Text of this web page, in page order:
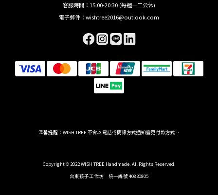
客服時間：15:00-20:30 (每週一二公休)
電子郵件：wishtree2016@outlook.com
溫馨提醒：WISH TREE 不會以電話或簡訊方式通知變更付款方式。
Copyright © 2022 WISH TREE Handmade. All Rights Reserved.
台東孩子工作坊 統一編號 40830805